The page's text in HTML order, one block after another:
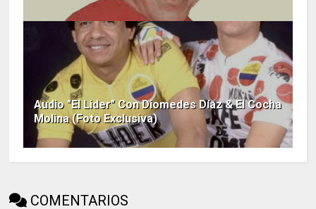
Audio "El Lider" Con Diomedes Díaz & El Cocha
Molina (Foto Exclusiva)
COMENTARIOS